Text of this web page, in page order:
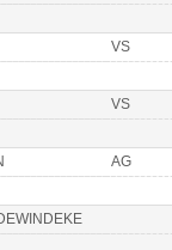
VS
VS
AG